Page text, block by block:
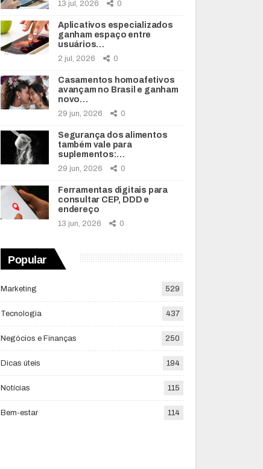
13 jul, 2026 0
Aplicativos especializados
ganham espaço entre
usuários…
2 jul, 2026 0
Casamentos homoafetivos
avançam no Brasil e ganham
novo…
29 jun, 2026 0
Segurança dos alimentos
também vale para
suplementos:…
29 jun, 2026 0
Ferramentas digitais para
consultar CEP, DDD e
endereço
13 jun, 2026 0
Popular
Marketing 529
Tecnologia 437
Negócios e Finanças 250
Dicas úteis 194
Notícias 115
Bem-estar 114